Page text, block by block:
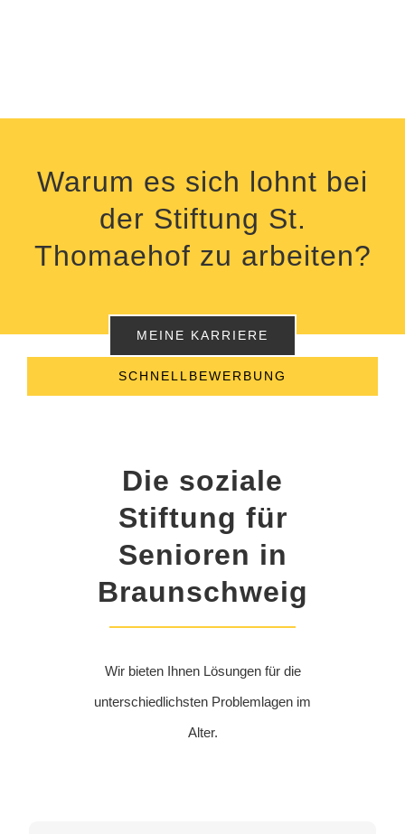
Warum es sich lohnt bei
der Stiftung St.
Thomaehof zu arbeiten?
MEINE KARRIERE
SCHNELLBEWERBUNG
Die soziale
Stiftung für
Senioren in
Braunschweig
Wir bieten Ihnen Lösungen für die
unterschiedlichsten Problemlagen im
Alter.